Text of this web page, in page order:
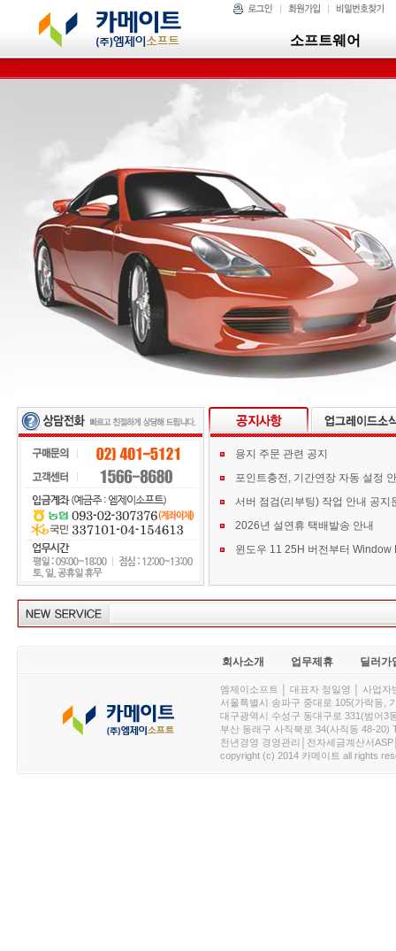
소프트웨어
용지 주문 관련 공지
포인트충전, 기간연장 자동 설정
서버 점검(리부팅) 작업 안내 공지
2026년 설연휴 택배발송 안내
회사소개 업무제휴 딜러가
엠제이소프트 │ 대표자 정일영 │ 사업
서울특별시 송파구 중대로 105(가락동,
대구광역시 수성구 동대구로 331(범어3
부산 동래구 사직북로 34(사직동 48-20)
천년경영 경영관리│전자세금계산서
copyright (c) 2014 카메이트 all rights